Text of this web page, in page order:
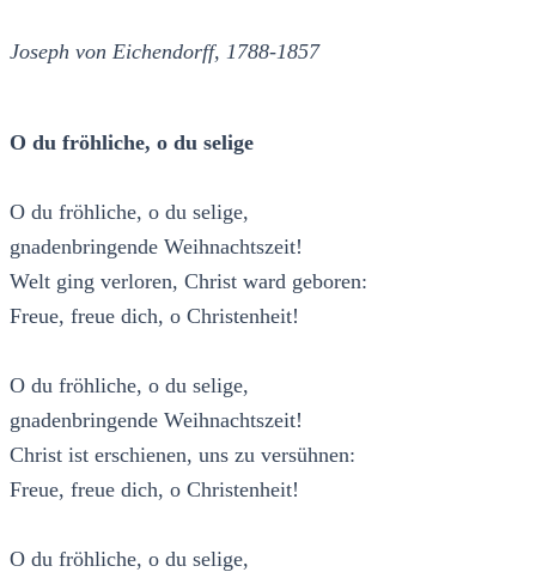
Joseph von Eichendorff, 1788-1857
O du fröhliche, o du selige
O du fröhliche, o du selige,
gnadenbringende Weihnachtszeit!
Welt ging verloren, Christ ward geboren:
Freue, freue dich, o Christenheit!
O du fröhliche, o du selige,
gnadenbringende Weihnachtszeit!
Christ ist erschienen, uns zu versühnen:
Freue, freue dich, o Christenheit!
O du fröhliche, o du selige,